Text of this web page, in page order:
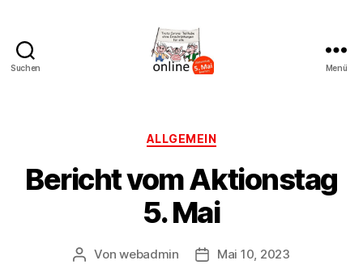
Suchen Menü
Kategorien
ALLGEMEIN
Bericht vom Aktionstag
5. Mai
Beitragsautor
Vonwebadmin Beitragsdatum
Mai 10, 2023